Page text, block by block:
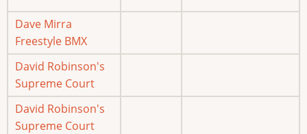
Dave Mirra
Freestyle BMX
David Robinson's
Supreme Court
David Robinson's
Supreme Court